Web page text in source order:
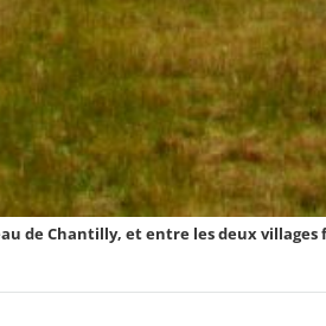
de Chantilly, et entre les deux